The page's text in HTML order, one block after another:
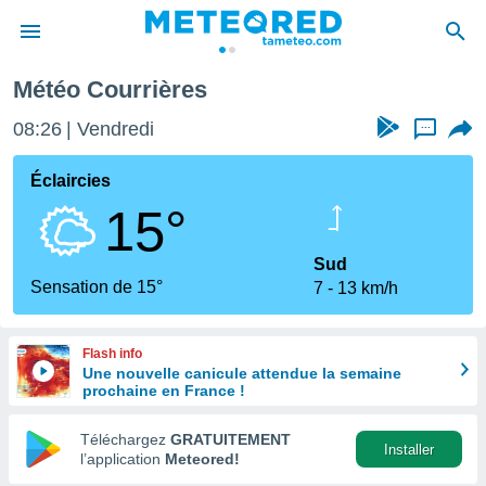
de
en
Météo Courrières
08:26 Vendredi ...
Éclaircies
15°
Sensation de 15°
Sud
7
13 km/h
Flash info
Une nouvelle canicule attendue la semaine
prochaine en France !
Téléchargez GRATUITEMENT
l’application Meteored!
Installer